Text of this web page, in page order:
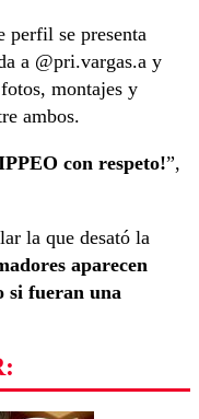
perfil se presenta
a @pri.vargas.a y
montajes y
ambos.
con respeto!”,
la que desató la
aparecen
si fueran una